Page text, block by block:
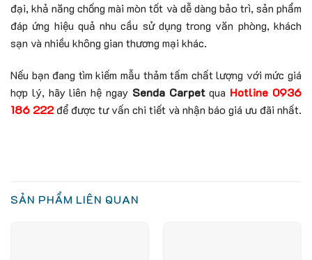
đại, khả năng chống mài mòn tốt và dễ dàng bảo trì, sản phẩm
đáp ứng hiệu quả nhu cầu sử dụng trong văn phòng, khách
sạn và nhiều không gian thương mại khác.
Nếu bạn đang tìm kiếm mẫu thảm tấm chất lượng với mức giá
hợp lý, hãy liên hệ ngay Senda Carpetqua Hotline 0936
186 222để được tư vấn chi tiết và nhận báo giá ưu đãi nhất.
SẢN PHẨM LIÊN QUAN